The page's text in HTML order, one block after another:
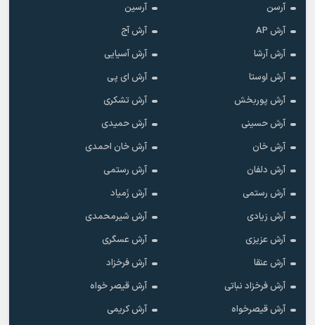
آرسن
آرسین
آرش AP
آرش آج
آرش آرشا
آرش آسیایی
آرش اوستا
آرش ای پی
آرش پوربخش
آرش تشکری
آرش حسینی
آرش حمیدی
آرش خان
آرش خان احمدی
آرش دلفان
آرش رستمى
آرش رستمی
آرش زَمیاد
آرش زیادی
آرش شیرمحمدی
آرش عزیزی
آرش عسگری
آرش عنقا
آرش فرخزاد
آرش فرخزاد نباتی
آرش قیصر خواه
آرش قیصرخواه
آرش کریمی